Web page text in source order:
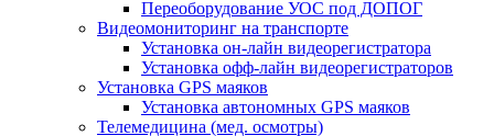
Переоборудование УОС под ДОПОГ
Видеомониторинг на транспорте
Установка он-лайн видеорегистратора
Установка офф-лайн видеорегистраторов
Установка GPS маяков
Установка автономных GPS маяков
Телемедицина (мед. осмотры)